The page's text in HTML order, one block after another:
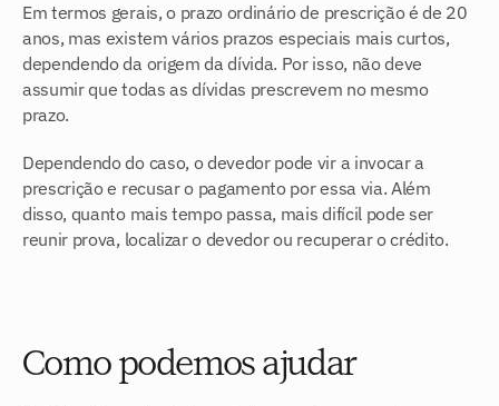
Em termos gerais, o prazo ordinário de prescrição é de 20
anos, mas existem vários prazos especiais mais curtos,
dependendo da origem da dívida. Por isso, não deve
assumir que todas as dívidas prescrevem no mesmo
prazo.
Dependendo do caso, o devedor pode vir a invocar a
prescrição e recusar o pagamento por essa via. Além
disso, quanto mais tempo passa, mais difícil pode ser
reunir prova, localizar o devedor ou recuperar o crédito.
Como podemos ajudar